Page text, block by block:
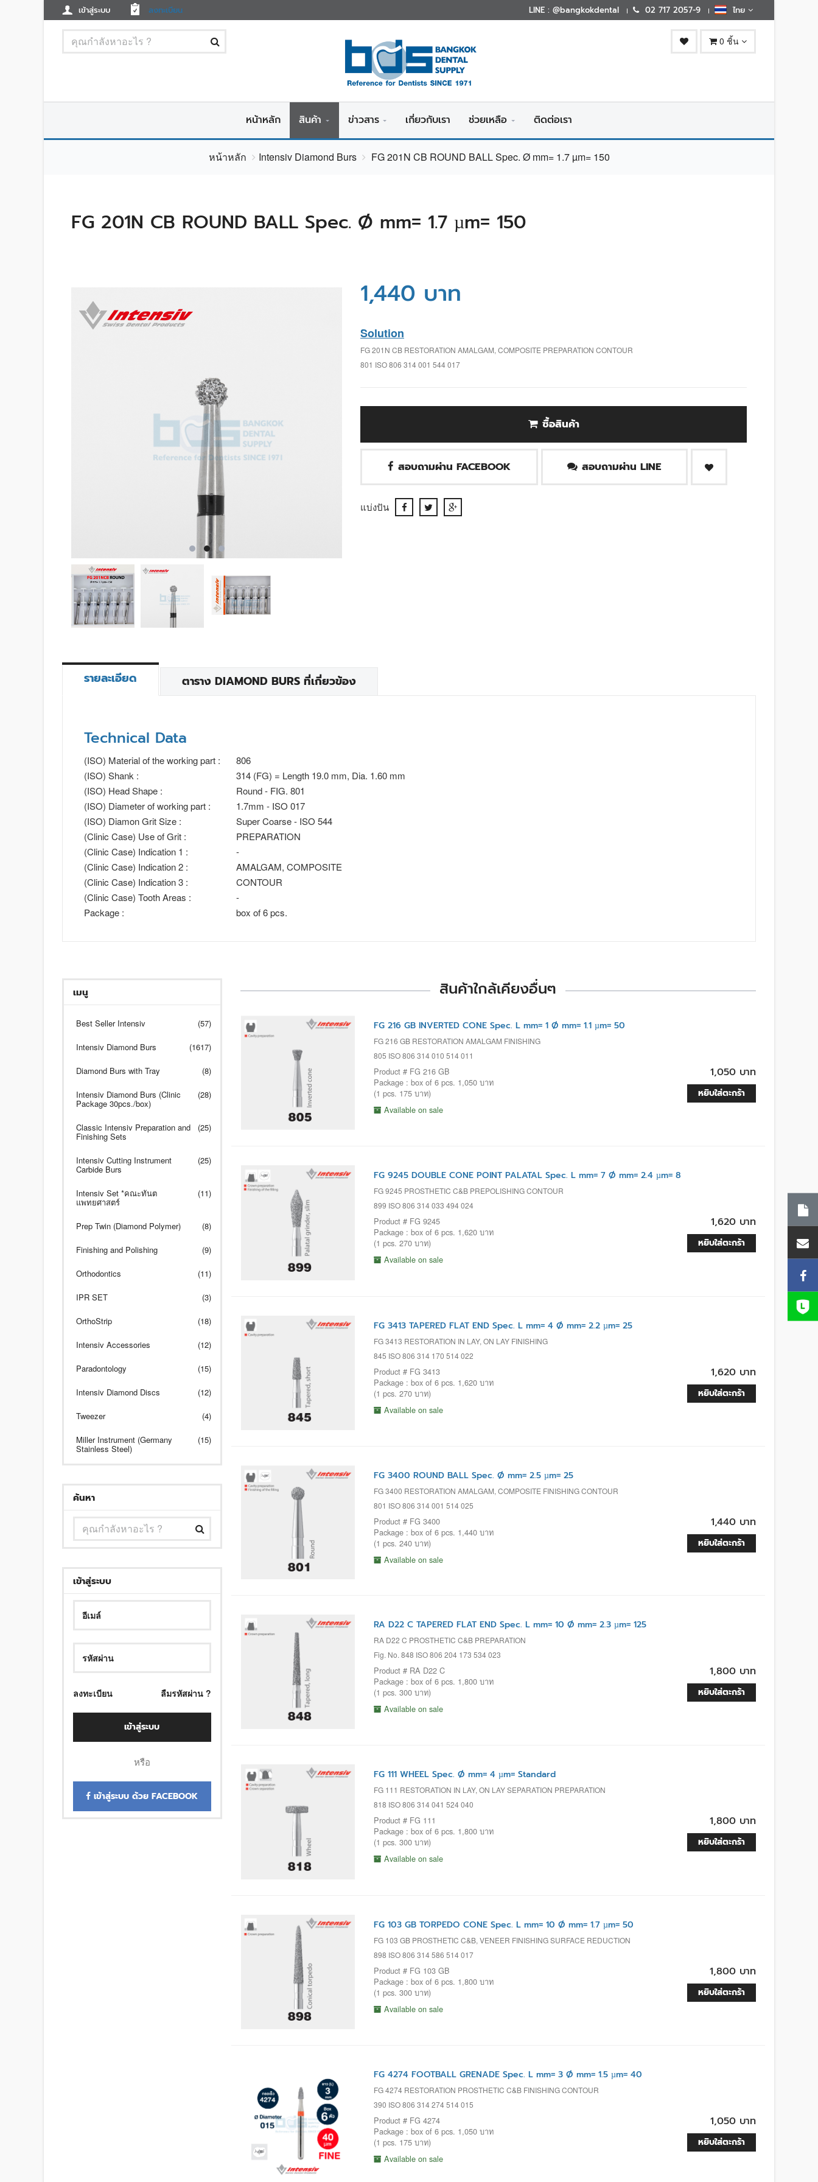
เข้าสู่ระบบ ลงทะเบียน LINE : @bangkokdental 02 717 2057-9 ไทย
0 ชิ้น
หน้าหลัก สินค้า ข่าวสาร เกี่ยวกับเรา ช่วยเหลือ ติดต่อเรา
หน้าหลัก Intensiv Diamond Burs FG 201N CB ROUND BALL Spec. Ø mm= 1.7 µm= 150
FG 201N CB ROUND BALL Spec. Ø mm= 1.7 µm= 150
1,440 บาท
Solution
FG 201N CB RESTORATION AMALGAM, COMPOSITE PREPARATION CONTOUR
801 ISO 806 314 001 544 017
ซื้อสินค้า
สอบถามผ่าน FACEBOOK สอบถามผ่าน LINE
แบ่งปัน
รายละเอียด ตาราง DIAMOND BURS ที่เกี่ยวข้อง
Technical Data
(ISO) Material of the working part :
806
(ISO) Shank :
314 (FG) = Length 19.0 mm, Dia. 1.60 mm
(ISO) Head Shape :
Round - FIG. 801
(ISO) Diameter of working part :
1.7mm - ISO 017
(ISO) Diamon Grit Size :
Super Coarse - ISO 544
(Clinic Case) Use of Grit :
PREPARATION
(Clinic Case) Indication 1 :
-
(Clinic Case) Indication 2 :
AMALGAM, COMPOSITE
(Clinic Case) Indication 3 :
CONTOUR
(Clinic Case) Tooth Areas :
-
Package :
box of 6 pcs.
เมนู
Best Seller Intensiv (57)
Intensiv Diamond Burs (1617)
Diamond Burs with Tray (8)
Intensiv Diamond Burs (Clinic
Package 30pcs./box)
(28)
Classic Intensiv Preparation and
Finishing Sets
(25)
Intensiv Cutting Instrument
Carbide Burs
(25)
Intensiv Set *คณะทันต
แพทยศาสตร์
(11)
Prep Twin (Diamond Polymer) (8)
Finishing and Polishing (9)
Orthodontics (11)
IPR SET (3)
OrthoStrip (18)
Intensiv Accessories (12)
Paradontology (15)
Intensiv Diamond Discs (12)
Tweezer (4)
Miller Instrument (Germany
Stainless Steel)
(15)
ค้นหา
เข้าสู่ระบบ
ลงทะเบียน ลืมรหัสผ่าน ?
เข้าสู่ระบบ
หรือ
เข้าสู่ระบบ ด้วย FACEBOOK
สินค้าใกล้เคียงอื่นๆ
FG 216 GB INVERTED CONE Spec. L mm= 1 Ø mm= 1.1 µm= 50
FG 216 GB RESTORATION AMALGAM FINISHING
805 ISO 806 314 010 514 011
Product # FG 216 GB
Package : box of 6 pcs. 1,050 บาท
(1 pcs. 175 บาท)
Available on sale
1,050 บาท
หยิบใส่ตะกร้า
FG 9245 DOUBLE CONE POINT PALATAL Spec. L mm= 7 Ø mm= 2.4 µm= 8
FG 9245 PROSTHETIC C&B PREPOLISHING CONTOUR
899 ISO 806 314 033 494 024
Product # FG 9245
Package : box of 6 pcs. 1,620 บาท
(1 pcs. 270 บาท)
Available on sale
1,620 บาท
หยิบใส่ตะกร้า
FG 3413 TAPERED FLAT END Spec. L mm= 4 Ø mm= 2.2 µm= 25
FG 3413 RESTORATION IN LAY, ON LAY FINISHING
845 ISO 806 314 170 514 022
Product # FG 3413
Package : box of 6 pcs. 1,620 บาท
(1 pcs. 270 บาท)
Available on sale
1,620 บาท
หยิบใส่ตะกร้า
FG 3400 ROUND BALL Spec. Ø mm= 2.5 µm= 25
FG 3400 RESTORATION AMALGAM, COMPOSITE FINISHING CONTOUR
801 ISO 806 314 001 514 025
Product # FG 3400
Package : box of 6 pcs. 1,440 บาท
(1 pcs. 240 บาท)
Available on sale
1,440 บาท
หยิบใส่ตะกร้า
RA D22 C TAPERED FLAT END Spec. L mm= 10 Ø mm= 2.3 µm= 125
RA D22 C PROSTHETIC C&B PREPARATION
Fig. No. 848 ISO 806 204 173 534 023
Product # RA D22 C
Package : box of 6 pcs. 1,800 บาท
(1 pcs. 300 บาท)
Available on sale
1,800 บาท
หยิบใส่ตะกร้า
FG 111 WHEEL Spec. Ø mm= 4 µm= Standard
FG 111 RESTORATION IN LAY, ON LAY SEPARATION PREPARATION
818 ISO 806 314 041 524 040
Product # FG 111
Package : box of 6 pcs. 1,800 บาท
(1 pcs. 300 บาท)
Available on sale
1,800 บาท
หยิบใส่ตะกร้า
FG 103 GB TORPEDO CONE Spec. L mm= 10 Ø mm= 1.7 µm= 50
FG 103 GB PROSTHETIC C&B, VENEER FINISHING SURFACE REDUCTION
898 ISO 806 314 586 514 017
Product # FG 103 GB
Package : box of 6 pcs. 1,800 บาท
(1 pcs. 300 บาท)
Available on sale
1,800 บาท
หยิบใส่ตะกร้า
FG 4274 FOOTBALL GRENADE Spec. L mm= 3 Ø mm= 1.5 µm= 40
FG 4274 RESTORATION PROSTHETIC C&B FINISHING CONTOUR
390 ISO 806 314 274 514 015
Product # FG 4274
Package : box of 6 pcs. 1,050 บาท
(1 pcs. 175 บาท)
Available on sale
1,050 บาท
หยิบใส่ตะกร้า